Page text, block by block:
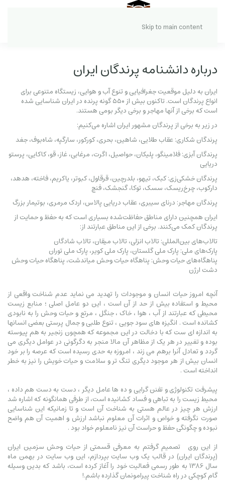
Skip to main content
درباره دانشنامه پرندگان ایران
ایران به دلیل موقعیت جغرافیایی و تنوع آب و هوایی، زیستگاه متنوعی برای
انواع پرندگان است. تاکنون بیش از ۵۵۰ گونه پرنده در ایران شناسایی شده
است که برخی از آنها مهاجر و برخی دیگر بومی هستند.
در زیر به برخی از پرندگان مشهور ایران اشاره می‌کنیم:
پرندگان شکاری: عقاب طلایی، شاهین، بحری، کورکور، سارگپه، شاه‌بوف، جغد
پرندگان آبزی: فلامینگو، پلیکان، حواصیل، اگرت، مرغابی، غاز، قو، کاکایی، پرستو
دریایی
پرندگان خشکی‌زی: کبک، تیهو، بلدرچین، قرقاول، کبوتر، یاکریم، فاخته، هدهد،
دارکوب، چرخ‌ریسک، سسک، توکا، گنجشک، فنچ
پرندگان مهاجر: درنای سیبری، عقاب دریایی پالاس، اردک مرمری، بوتیمار بزرگ
ایران همچنین دارای مناطق حفاظت‌شده بسیاری است که به حفظ و حمایت از
پرندگان کمک می‌کنند. برخی از این مناطق عبارتند از:
تالاب‌های بین‌المللی: تالاب انزلی، تالاب میقان، تالاب شادگان
پارک‌های ملی: پارک ملی گلستان، پارک ملی کویر، پارک ملی توران
پناهگاه‌های حیات وحش: پناهگاه حیات وحش میاندشت، پناهگاه حیات وحش
دشت ارژن
آنچه امروز حیات انسان و موجودات را تهدید می نماید عدم شناخت واقعی از
محیط و استفاده بیش از حد از آن است ، این دو عامل اصلی ؛ منابع زیست
محیطی که عبارتند از آب ، هوا ، خاک ، جنگل ، مرتع و حیات وحش را به نابودی
کشانده است . انگیزه های سود جویی ، تنوع طلبی و جمال پرستی بعضی انسانها
به اندازه ای ست که با دخالت در این مجموعه که همچون زنجیر به هم پیوسته
بوده و تغییر در هر یک از مظاهر آن مالا منجر به دگرگونی در عوامل دیگری می
گردد و تعادل آنرا برهم می زند ، امروزه به حدی رسیده است که عرصه را بر خود
انسان بیش از هر موجود دیگری تنگ تر و سلامت و حیات خویش را نیز به خطر
انداخته است .
پیشرفت تکنولوژی و تفنن گرایی و ده ها عامل دیگر ، دست به دست هم داده ،
محیط زیست را به تباهی و فساد کشانیده است، از طرفی همانگونه که اشاره شد
ارزش هر چیز در عالم هستی به شناخت آن است و تا زمانیکه این شناسایی
صورت نگرفته و خواص و اثرات آن معلوم نباشد ارزش و اهمیت آن هم واضح
نبوده و چگونگی حفظ و حراست آن نیز نامعلوم خواد بود .
از این روی تصمیم گرفتم به معرفی قسمتی از حیات وحش سزمین ایران
(پرندگان ایران) در قالب یک وب سایت بپردازم، این وب سایت در بهمن ماه
سال 1386 به طور رسمی فعالیت خود را آغاز کرده است، باشد که بدین وسیله
گام کوچکی در راه شناخت پیرامونمان گذارده باشم.!